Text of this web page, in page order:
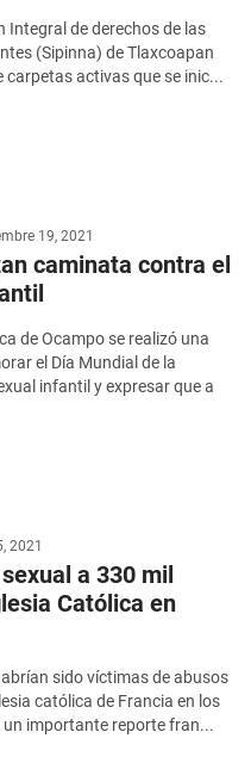
Integral de derechos de las
(Sipinna) de Tlaxcoapan
carpetas activas que se inic...
19, 2021
caminata contra el
de Ocampo se realizó una
el Día Mundial de la
infantil y expresar que a
2021
a 330 mil
Católica en
sido víctimas de abusos
católica de Francia en los
importante reporte fran...